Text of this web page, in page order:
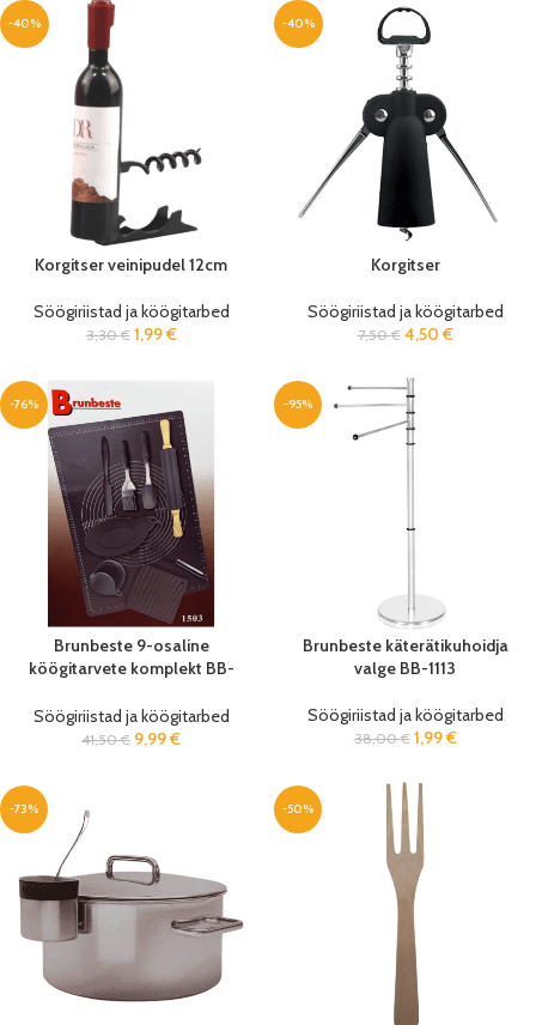
-40%
Korgitser veinipudel 12cm
Söögiriistad ja köögitarbed
3,30€ 1,99€
-40%
Korgitser
Söögiriistad ja köögitarbed
7,50€ 4,50 €
-76%
Brunbeste 9-osaline
köögitarvete komplekt BB-
Söögiriistad ja köögitarbed
41,50€ 9,99€
-95%
Brunbeste käterätikuhoidja
valge BB-1113
Söögiriistad ja köögitarbed
38,00€ 1,99€
-73% -50%